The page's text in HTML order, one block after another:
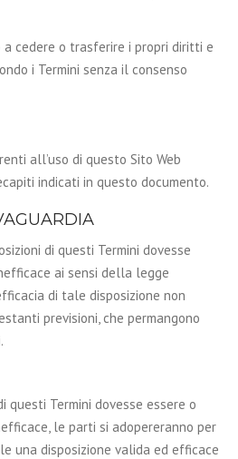
a cedere o trasferire i propri diritti e
i Termini senza il consenso
all’uso di questo Sito Web
indicati in questo documento.
di questi Termini dovesse
ai sensi della legge
di tale disposizione non
previsioni, che permangono
questi Termini dovesse essere o
le parti si adopereranno per
una disposizione valida ed efficace